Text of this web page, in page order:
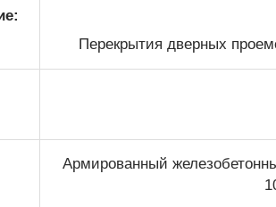
Перекрытия дверных
Армированный